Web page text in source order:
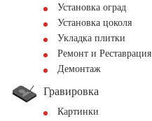
Установка оград
Установка цоколя
Укладка плитки
Ремонт и Реставрация
Демонтаж
Гравировка
Картинки